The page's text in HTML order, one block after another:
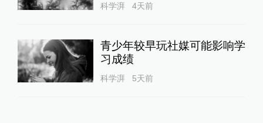
科学湃 4天前
青少年较早玩社媒可能影响学
习成绩
科学湃 5天前